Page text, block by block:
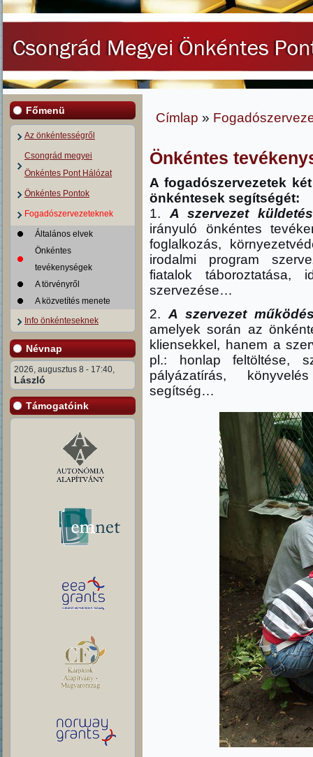
Főmenü
Az önkéntességről
Csongrád megyei
Önkéntes Pont Hálózat
Önkéntes Pontok
Fogadószervezeteknek
Általános elvek
Önkéntes
tevékenységek
A törvényről
A közvetítés menete
Info önkénteseknek
Névnap
2026, augusztus 8 - 17:40,
László
Támogatóink
Jelenlegi hely
Címlap »
Önkéntes
A fogadószervezetek
önkéntesek segítségét:
1. A szervezet
irányuló önkéntes
foglalkozás,
irodalmi program
fiatalok táboroztatása,
szervezése…
2. A szervezet
amelyek során az
kliensekkel, hanem a
pl.: honlap feltöltése,
pályázatírás,
segítség…